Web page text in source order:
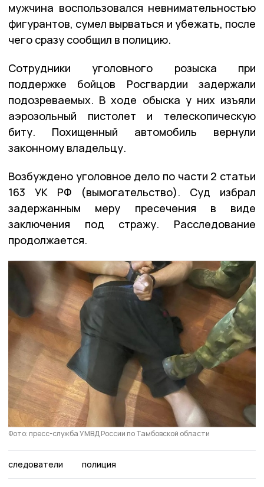
мужчина воспользовался невнимательностью
фигурантов, сумел вырваться и убежать, после
чего сразу сообщил в полицию.
Сотрудники уголовного розыска при
поддержке бойцов Росгвардии задержали
подозреваемых. В ходе обыска у них изъяли
аэрозольный пистолет и телескопическую
биту. Похищенный автомобиль вернули
законному владельцу.
Возбуждено уголовное дело по части 2 статьи
163 УК РФ (вымогательство). Суд избрал
задержанным меру пресечения в виде
заключения под стражу. Расследование
продолжается.
Фото: пресс-служба УМВД России по Тамбовской области
следователи полиция